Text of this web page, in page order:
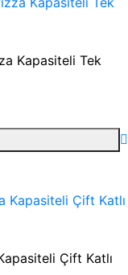
Kapasiteli Tek
Çift Katlı